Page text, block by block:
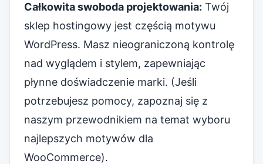
Całkowita swoboda projektowania: Twój
sklep hostingowy jest częścią motywu
WordPress. Masz nieograniczoną kontrolę
nad wyglądem i stylem, zapewniając
płynne doświadczenie marki. (Jeśli
potrzebujesz pomocy, zapoznaj się z
naszym przewodnikiem na temat wyboru
najlepszych motywów dla
WooCommerce).